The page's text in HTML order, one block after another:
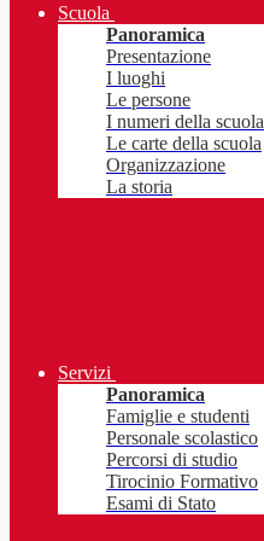
Scuola
Panoramica
Presentazione
I luoghi
Le persone
I numeri della scuola
Le carte della scuola
Organizzazione
La storia
Servizi
Panoramica
Famiglie e studenti
Personale scolastico
Percorsi di studio
Tirocinio Formativo
Esami di Stato